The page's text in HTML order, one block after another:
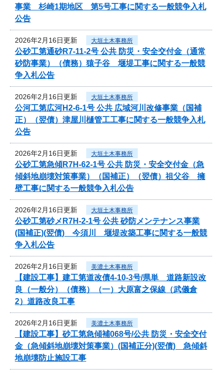
事業 杉崎1期地区 第5号工事に関する一般競争入札
公告
2026年2月16日更新 大垣土木事務所
公砂工第通砂R7-11-2号 公共 防災・安全交付金（通常
砂防事業）（債務）猿子谷 堰堤工事に関する一般競
争入札公告
2026年2月16日更新 大垣土木事務所
公河工第広河H2-6-1号 公共 広域河川改修事業（国補
正）（翌債）津屋川樋管工工事に関する一般競争入札
公告
2026年2月16日更新 大垣土木事務所
公砂工第急傾R7H-62-1号 公共 防災・安全交付金（急
傾斜地崩壊対策事業）（国補正）（翌債）祖父谷 擁
壁工事に関する一般競争入札公告
2026年2月16日更新 大垣土木事務所
公砂工第砂メR7H-2-1号 公共 砂防メンテナンス事業
(国補正)(翌債) 今須川 堰堤改築工事に関する一般競
争入札公告
2026年2月16日更新 美濃土木事務所
【建設工事】建工第道改債4-10-3号/県単 道路新設改
良（一般分）（債務）（一）大原富之保線（武儀倉
2）道路改良工事
2026年2月16日更新 美濃土木事務所
【建設工事】砂工第急傾補068号/公共 防災・安全交付
金（急傾斜地崩壊対策事業）(国補正分)(翌債) 急傾斜
地崩壊防止施設工事